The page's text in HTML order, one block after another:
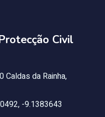
Civil
Caldas da Rainha,
-9.1383643